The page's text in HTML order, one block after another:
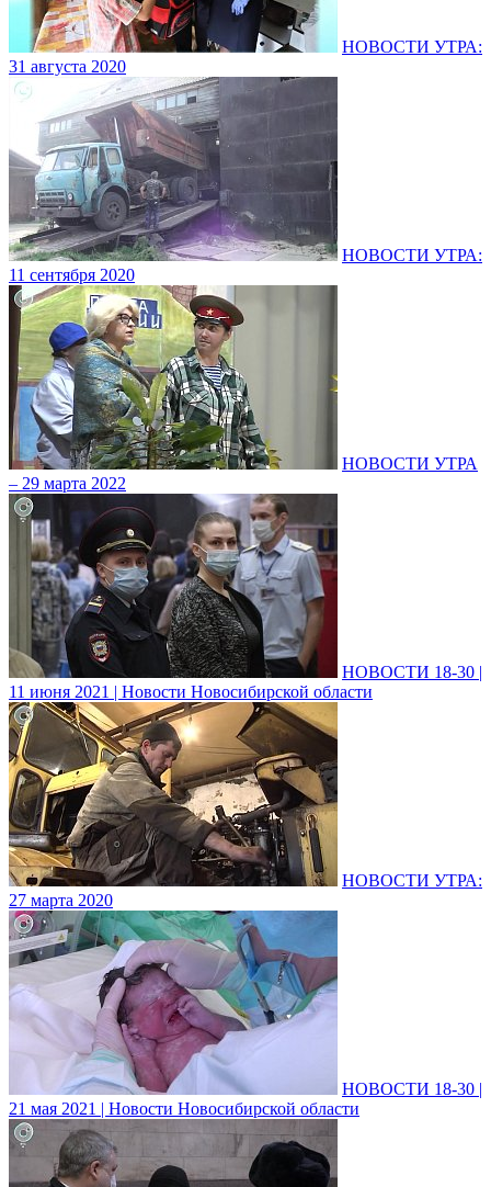
НОВОСТИ УТРА:
31 августа 2020
НОВОСТИ УТРА:
11 сентября 2020
НОВОСТИ УТРА
– 29 марта 2022
НОВОСТИ 18-30 |
11 июня 2021 | Новости Новосибирской области
НОВОСТИ УТРА:
27 марта 2020
НОВОСТИ 18-30 |
21 мая 2021 | Новости Новосибирской области